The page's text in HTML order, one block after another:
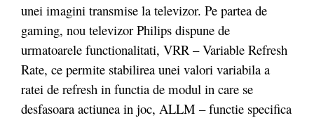
unei imagini transmise la televizor. Pe partea de
gaming, nou televizor Philips dispune de
urmatoarele functionalitati, VRR – Variable Refresh
Rate, ce permite stabilirea unei valori variabila a
ratei de refresh in functia de modul in care se
desfasoara actiunea in joc, ALLM – functie specifica